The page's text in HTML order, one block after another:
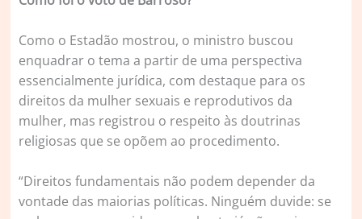
Como o Estadão mostrou, o ministro buscou
enquadrar o tema a partir de uma perspectiva
essencialmente jurídica, com destaque para os
direitos da mulher sexuais e reprodutivos da
mulher, mas registrou o respeito às doutrinas
religiosas que se opõem ao procedimento.
“Direitos fundamentais não podem depender da
vontade das maiorias políticas. Ninguém duvide: se